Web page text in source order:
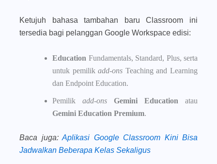
Ketujuh bahasa tambahan baru Classroom ini
tersedia bagi pelanggan Google Workspace edisi:
Education Fundamentals, Standard, Plus, serta
untuk pemilikadd-ons Teaching and Learning
dan Endpoint Education.
Pemilik add-ons Gemini Education atau
Gemini Education Premium.
Baca juga: Aplikasi Google Classroom Kini Bisa
Jadwalkan Beberapa Kelas Sekaligus